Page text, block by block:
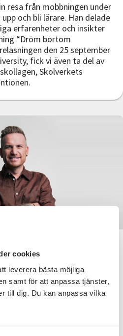
cookies
leverera bästa möjliga
samt för att anpassa tjänster,
till dig. Du kan anpassa vilka
resa från mobbningen under
och bli lärare. Han delade
erfarenheter och insikter
“Dröm bortom
den 25 september
fick vi även ta del av
Skolverkets
Forsén
inte bara överleva våra liv
Den 13 mars 2025 delade
med sig av sin resa om